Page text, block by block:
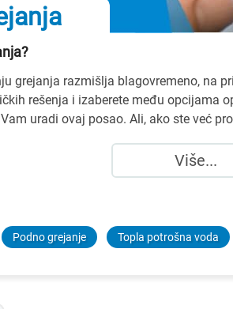
grejanja razmišlja blagovremeno, na
rešenja i izaberete među opcijama
uradi ovaj posao. Ali, ako ste već
Više...
Podno grejanje Topla potrošna voda